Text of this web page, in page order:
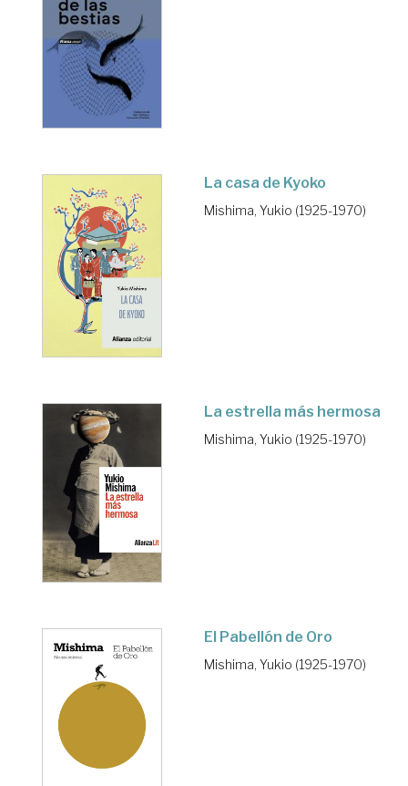
La casa de Kyoko
Mishima, Yukio (1925-1970)
La estrella más hermosa
Mishima, Yukio (1925-1970)
El Pabellón de Oro
Mishima, Yukio (1925-1970)